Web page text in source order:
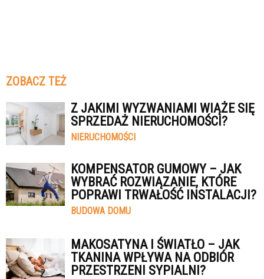
ZOBACZ TEŻ
Z JAKIMI WYZWANIAMI WIĄŻE SIĘ
SPRZEDAŻ NIERUCHOMOŚCI?
NIERUCHOMOŚCI
KOMPENSATOR GUMOWY – JAK
WYBRAĆ ROZWIĄZANIE, KTÓRE
POPRAWI TRWAŁOŚĆ INSTALACJI?
BUDOWA DOMU
MAKOSATYNA I ŚWIATŁO – JAK
TKANINA WPŁYWA NA ODBIÓR
PRZESTRZENI SYPIALNI?